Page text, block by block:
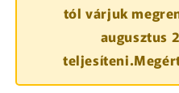
tól várjuk
augusztus